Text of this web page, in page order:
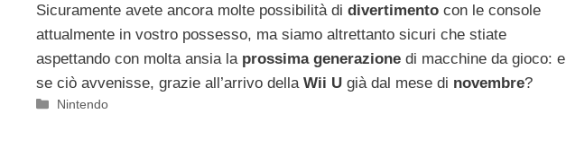
Sicuramente avete ancora molte possibilità di divertimento con le console
attualmente in vostro possesso, ma siamo altrettanto sicuri che stiate
aspettando con molta ansia la prossima generazione di macchine da gioco: e
se ciò avvenisse, grazie all’arrivo della Wii U già dal mese di novembre?
Categorie
Nintendo